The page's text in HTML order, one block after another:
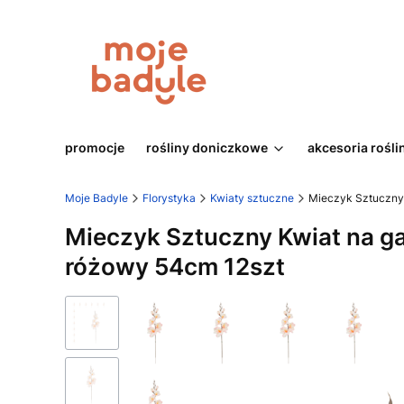
promocje rośliny doniczkowe akcesoria
Moje Badyle Florystyka Kwiaty sztuczne Mieczyk
Mieczyk Sztuczny Kwiat na
różowy 54cm 12szt